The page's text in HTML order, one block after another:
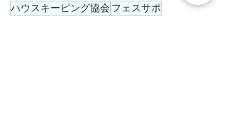
ハウスキーピング協会 フェスサポ